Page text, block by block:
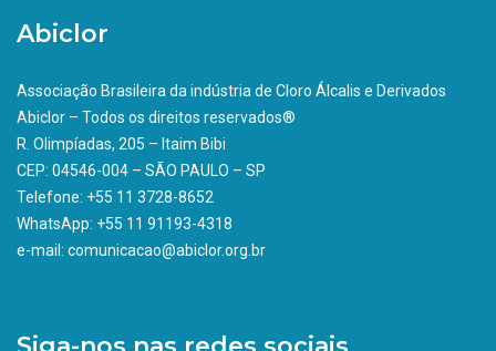
Abiclor
Associação Brasileira da indústria de Cloro Álcalis e Derivados
Abiclor – Todos os direitos reservados®
R. Olimpíadas, 205 – Itaim Bibi
CEP: 04546-004 – SÃO PAULO – SP
Telefone: +55 11 3728-8652
WhatsApp: +55 11 91193-4318
e-mail: comunicacao@abiclor.org.br